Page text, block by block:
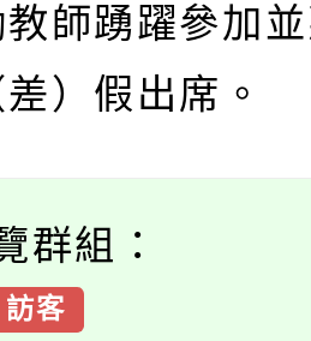
師踴躍參加
）假出席。
群組：
訪客